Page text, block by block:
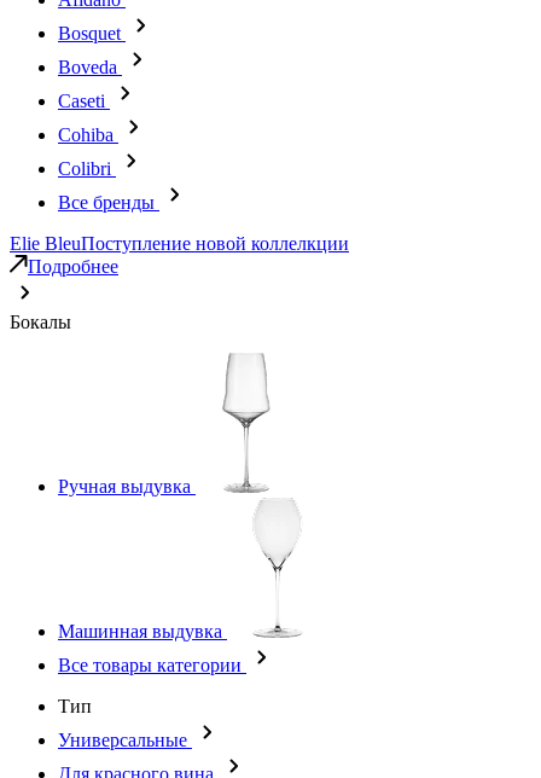
Bosquet
Boveda
Caseti
Cohiba
Colibri
Все бренды
Elie BleuПоступление новой коллелкции
Подробнее
Бокалы
Ручная выдувка
Машинная выдувка
Все товары категории
Тип
Универсальные
Для красного вина